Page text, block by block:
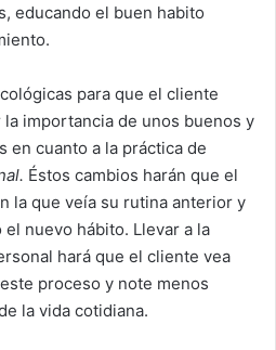
educando el buen habito
para que el cliente
importancia de unos buenos y
en cuanto a la práctica de
Éstos cambios harán que el
la que veía su rutina anterior y
nuevo hábito. Llevar a la
hará que el cliente vea
proceso y note menos
la vida cotidiana.